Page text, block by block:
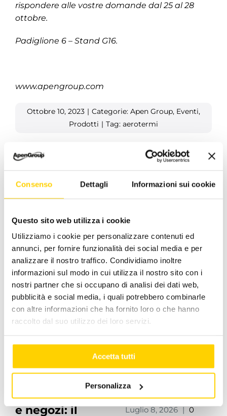
Consenso Dettagli Informazioni sui cookie
Questo sito web utilizza i cookie
Utilizziamo i cookie per personalizzare contenuti ed
annunci, per fornire funzionalità dei social media e per
analizzare il nostro traffico. Condividiamo inoltre
informazioni sul modo in cui utilizza il nostro sito con i
nostri partner che si occupano di analisi dei dati web,
pubblicità e social media, i quali potrebbero combinarle
con altre informazioni che ha fornito loro o che hanno
raccolto dal suo utilizzo dei loro servizi.
Accetta tutti
Personalizza
rispondere alle vostre domande dal 25 al 28
ottobre.
Padiglione 6 – Stand G16.
www.apengroup.com
Ottobre 10, 2023 | Categorie: Apen Group, Eventi,
Prodotti | Tag: aerotermi
Facebook
X LinkedInWhatsApp
PinterestEmail
Post correlati
Climatizzazione
per
supermercati
e negozi: il
Gli
Stakeholder di
Apen Group
Luglio 8, 2026 | 0